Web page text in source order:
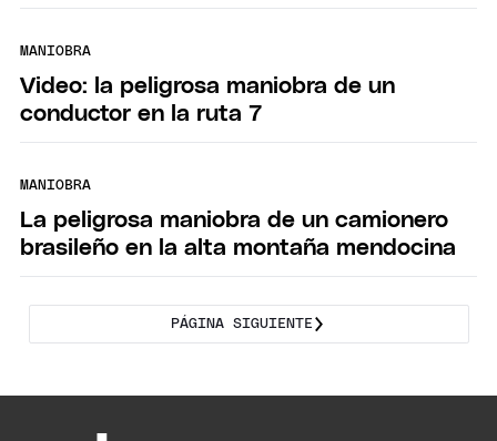
MANIOBRA
Video: la peligrosa maniobra de un
conductor en la ruta 7
MANIOBRA
La peligrosa maniobra de un camionero
brasileño en la alta montaña mendocina
PÁGINA SIGUIENTE